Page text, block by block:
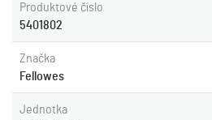
Produktové číslo
5401802
Značka
Fellowes
Jednotka